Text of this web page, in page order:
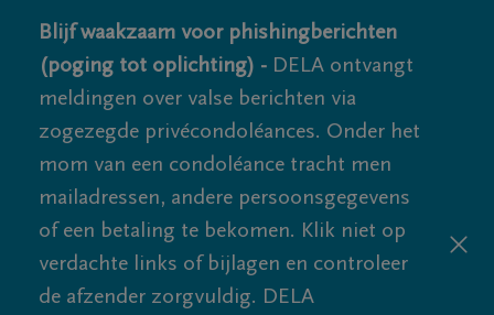
Blijf waakzaam voor phishingberichten
(poging tot oplichting) - DELA ontvangt
meldingen over valse berichten via
zogezegde privécondoléances. Onder het
mom van een condoléance tracht men
mailadressen, andere persoonsgegevens
of een betaling te bekomen. Klik niet op
verdachte links of bijlagen en controleer
de afzender zorgvuldig. DELA